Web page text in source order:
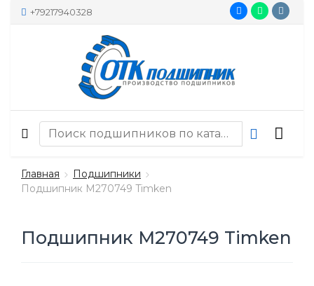
+79217940328
Главная
Подшипники
Подшипник M270749 Timken
Подшипник M270749 Timken